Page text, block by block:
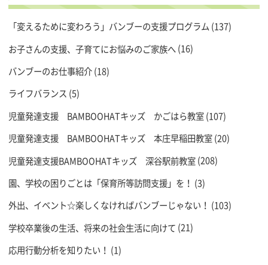
「変えるために変わろう」バンブーの支援プログラム (137)
お子さんの支援、子育てにお悩みのご家族へ(16)
バンブーのお仕事紹介(18)
ライフバランス (5)
児童発達支援 BAMBOOHATキッズ かごはら教室(107)
児童発達支援 BAMBOOHATキッズ 本庄早稲田教室(20)
児童発達支援BAMBOOHATキッズ 深谷駅前教室(208)
園、学校の困りごとは「保育所等訪問支援」を！ (3)
外出、イベント☆楽しくなければバンブーじゃない！ (103)
学校卒業後の生活、将来の社会生活に向けて (21)
応用行動分析を知りたい！ (1)